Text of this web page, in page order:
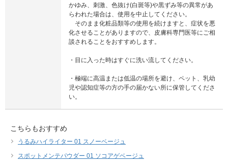
かゆみ、刺激、色抜け(白斑等)や黒ずみ等の異常があ
らわれた場合は、使用を中止してください。
そのまま化粧品類等の使用を続けますと、症状を悪
化させることがありますので、皮膚科専門医等にご相
談されることをおすすめします。
・目に入った時はすぐに洗い流してください。
・極端に高温または低温の場所を避け、ペット、乳幼
児や認知症等の方の手の届かない所に保管してくださ
い。
こちらもおすすめ
うるみハイライター 01 スノーベージュ
スポットメンテパウダー 01 ソコアゲベージュ